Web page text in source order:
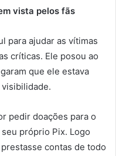
vista pelos fãs
para ajudar as vítimas
críticas. Ele posou ao
que ele estava
pedir doações para o
próprio Pix. Logo
contas de todo